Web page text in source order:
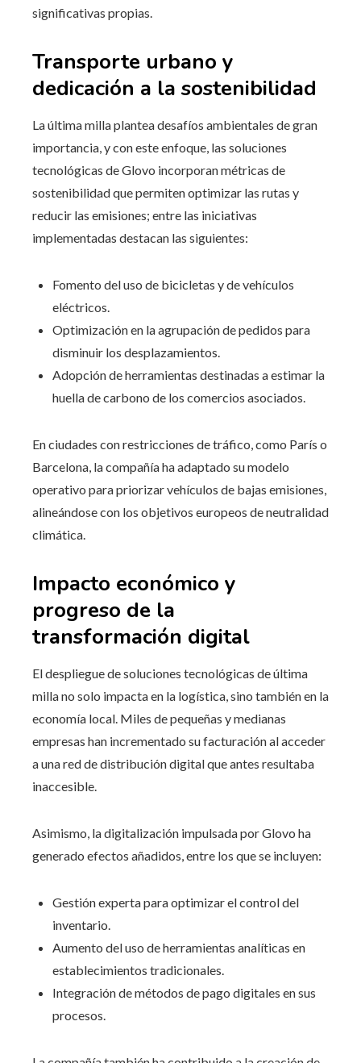
significativas propias.
Transporte urbano y
dedicación a la sostenibilidad
La última milla plantea desafíos ambientales de gran
importancia, y con este enfoque, las soluciones
tecnológicas de Glovo incorporan métricas de
sostenibilidad que permiten optimizar las rutas y
reducir las emisiones; entre las iniciativas
implementadas destacan las siguientes:
Fomento del uso de bicicletas y de vehículos
eléctricos.
Optimización en la agrupación de pedidos para
disminuir los desplazamientos.
Adopción de herramientas destinadas a estimar la
huella de carbono de los comercios asociados.
En ciudades con restricciones de tráfico, como París o
Barcelona, la compañía ha adaptado su modelo
operativo para priorizar vehículos de bajas emisiones,
alineándose con los objetivos europeos de neutralidad
climática.
Impacto económico y
progreso de la
transformación digital
El despliegue de soluciones tecnológicas de última
milla no solo impacta en la logística, sino también en la
economía local. Miles de pequeñas y medianas
empresas han incrementado su facturación al acceder
a una red de distribución digital que antes resultaba
inaccesible.
Asimismo, la digitalización impulsada por Glovo ha
generado efectos añadidos, entre los que se incluyen:
Gestión experta para optimizar el control del
inventario.
Aumento del uso de herramientas analíticas en
establecimientos tradicionales.
Integración de métodos de pago digitales en sus
procesos.